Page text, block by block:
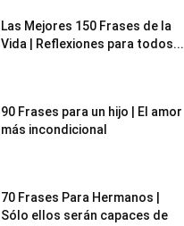
Las Mejores 150 Frases de la
Vida | Reflexiones para todos...
90 Frases para un hijo | El amor
más incondicional
70 Frases Para Hermanos |
Sólo ellos serán capaces de